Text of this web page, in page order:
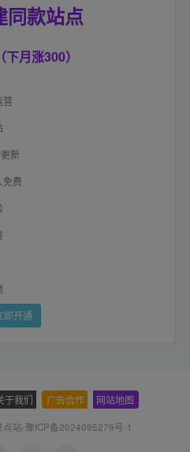
款站点
月涨300）
营
新
免费
即开通
于我们 广告合作 网站地图
点站-豫ICP备2024095279号-1